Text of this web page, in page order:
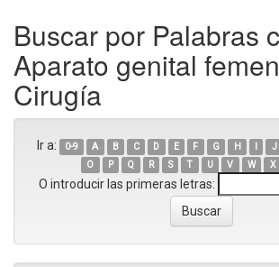
Buscar por Palabras
Aparato genital
Cirugía
Ir a: 0-9 A B C D E F G H I J
O
P Q R S T U V W X
O introducir las primeras letras: